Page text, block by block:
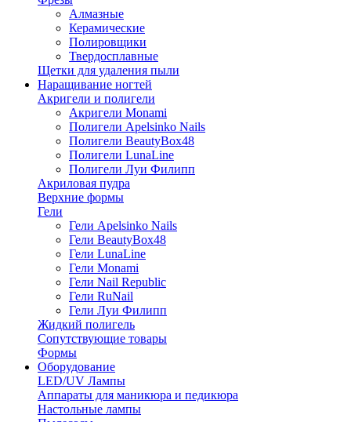
Алмазные
Керамические
Полировщики
Твердосплавные
Щетки для удаления пыли
Наращивание ногтей
Акригели и полигели
Акригели Monami
Полигели Apelsinko Nails
Полигели BeautyBox48
Полигели LunaLine
Полигели Луи Филипп
Акриловая пудра
Верхние формы
Гели
Гели Apelsinko Nails
Гели BeautyBox48
Гели LunaLine
Гели Monami
Гели Nail Republic
Гели RuNail
Гели Луи Филипп
Жидкий полигель
Сопутствующие товары
Формы
Оборудование
LED/UV Лампы
Аппараты для маникюра и педикюра
Настольные лампы